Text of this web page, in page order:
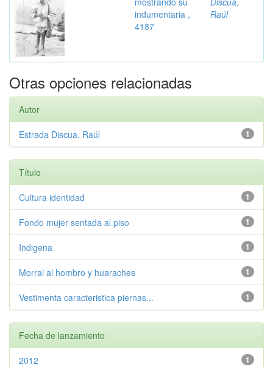
indumentaria ,
4187
Raúl
Otras opciones relacionadas
Autor
1
Estrada Discua, Raúl
Título
1
Cultura identidad
1
Fondo mujer sentada al piso
1
Indigena
1
Morral al hombro y huaraches
1
Vestimenta caracteristica piernas...
Fecha de lanzamiento
1
2012